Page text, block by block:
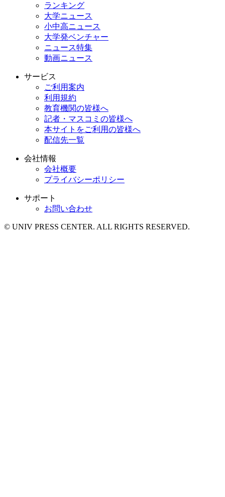
ランキング
大学ニュース
小中高ニュース
大学発ベンチャー
ニュース特集
動画ニュース
サービス
ご利用案内
利用規約
教育機関の皆様へ
記者・マスコミの皆様へ
本サイトをご利用の皆様へ
配信先一覧
会社情報
会社概要
プライバシーポリシー
サポート
お問い合わせ
© UNIV PRESS CENTER. ALL RIGHTS RESERVED.